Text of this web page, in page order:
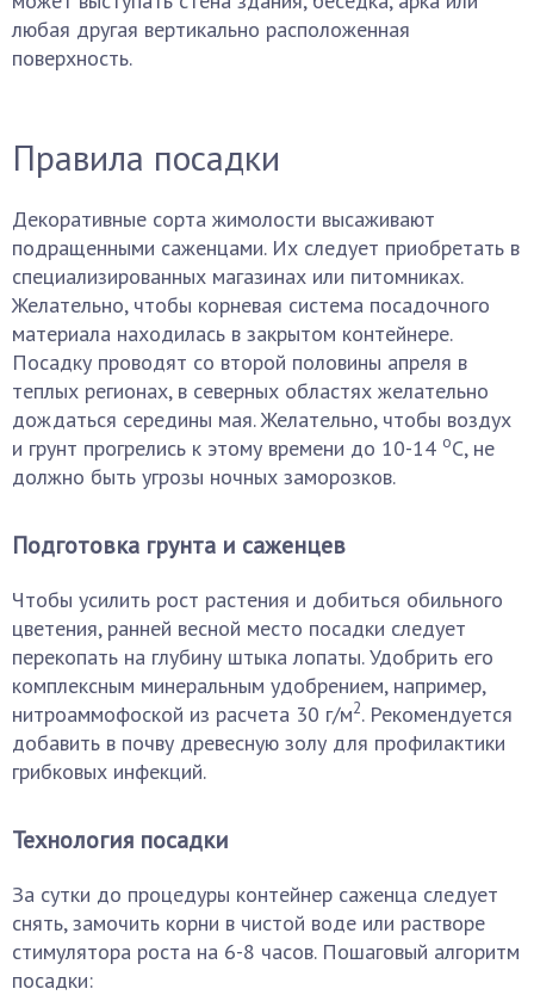
любая другая вертикально расположенная
поверхность.
Правила посадки
Декоративные сорта жимолости высаживают
подращенными саженцами. Их следует приобретать в
специализированных магазинах или питомниках.
Желательно, чтобы корневая система посадочного
материала находилась в закрытом контейнере.
Посадку проводят со второй половины апреля в
теплых регионах, в северных областях желательно
дождаться середины мая. Желательно, чтобы воздух
и грунт прогрелись к этому времени до 10-14 оС, не
должно быть угрозы ночных заморозков.
Подготовка грунта и саженцев
Чтобы усилить рост растения и добиться обильного
цветения, ранней весной место посадки следует
перекопать на глубину штыка лопаты. Удобрить его
комплексным минеральным удобрением, например,
нитроаммофоской из расчета 30 г/м2. Рекомендуется
добавить в почву древесную золу для профилактики
грибковых инфекций.
Технология посадки
За сутки до процедуры контейнер саженца следует
снять, замочить корни в чистой воде или растворе
стимулятора роста на 6-8 часов. Пошаговый алгоритм
посадки: